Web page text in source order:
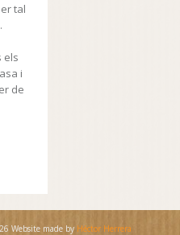
tal
els
i
de
Website made by Héctor Herrera